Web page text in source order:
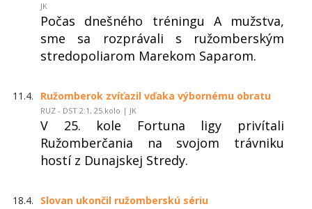
JK
Počas dnešného tréningu A mužstva,
sme sa rozprávali s ružomberským
stredopoliarom Marekom Saparom.
11.4. Ružomberok zvíťazil vďaka výbornému obratu
RUZ - DST 2:1, 25.kolo | JK
V 25. kole Fortuna ligy privítali
Ružomberčania na svojom trávniku
hostí z Dunajskej Stredy.
18.4. Slovan ukončil ružomberskú sériu